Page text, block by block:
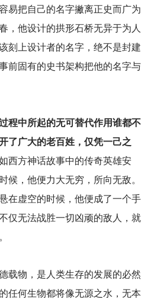
易把自己的名字撇离正史而广为
，他设计的拱形石桥无异于为人
刻上设计者的名字，绝不是封建
前固有的史书架构把他的名字与
程中所起的无可替代作用谁都不
了广大的老百姓，仅凭一己之
西方神话故事中的传奇英雄安
候，他便力大无穷，所向无敌。
在虚空的时候，他便成了一个手
仅无法战胜一切凶顽的敌人，就
载物，是人类生存的发展的必然
任何生物都将像无源之水，无本